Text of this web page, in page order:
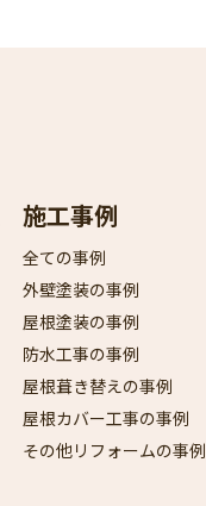
施工事例
全ての事例
外壁塗装の事例
屋根塗装の事例
防水工事の事例
屋根葺き替えの事例
屋根カバー工事の事例
その他リフォームの事例